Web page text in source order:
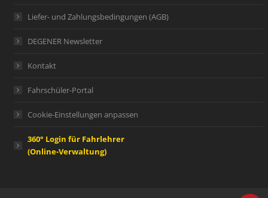
Liefer- und Zahlungsbedingungen (AGB)
DEGENER Newsletter
Kontakt
Fahrschüler-Portal
Cookie-Einstellungen anpassen
360° Login für Fahrlehrer
(Online-Verwaltung)